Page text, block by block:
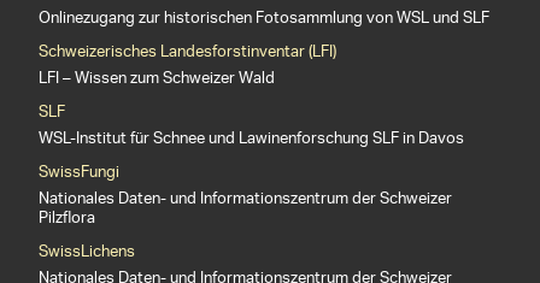
Onlinezugang zur historischen Fotosammlung von WSL und SLF
Schweizerisches Landesforstinventar (LFI)
LFI – Wissen zum Schweizer Wald
SLF
WSL-Institut für Schnee und Lawinenforschung SLF in Davos
SwissFungi
Nationales Daten- und Informationszentrum der Schweizer
Pilzflora
SwissLichens